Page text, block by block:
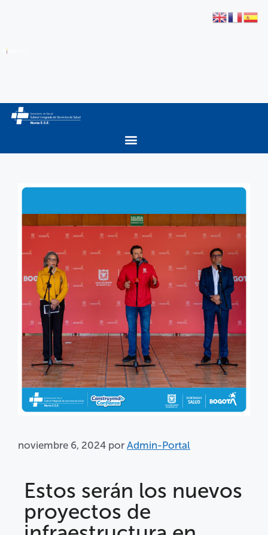
noviembre 6, 2024 por Admin-Portal
Estos serán los nuevos
proyectos de